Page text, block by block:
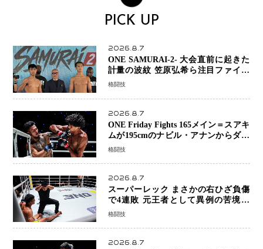
PICK UP
2026.8.7
ONE SAMURAI-2- 大会直前に起きた
計量の波紋 笠原弘希ら注目ファイタ
ーは契約体重で決戦へ、山本歩夢と平
格闘技
2026.8.7
ONE Friday Fights 165メイン＝スアキ
ムが195cmのナビル・アナンからダウ
ン奪取！猛反撃を耐え抜き判定勝利、
格闘技
2026.8.7
スーパーレック まさかの右ひざ負傷
で4連敗 元王者として異例の苦境…
「アクシデント」でも消えない危険信
格闘技
2026.8.7